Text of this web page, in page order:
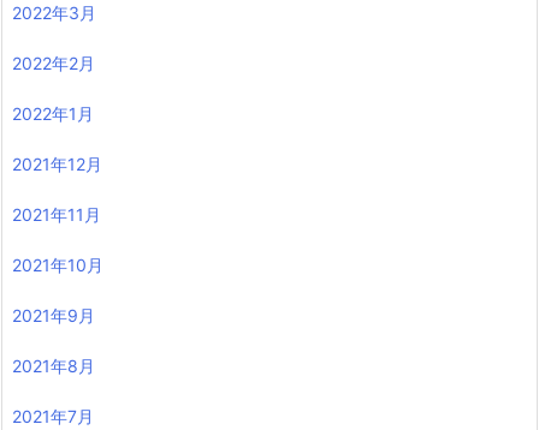
2022年3月
2022年2月
2022年1月
2021年12月
2021年11月
2021年10月
2021年9月
2021年8月
2021年7月